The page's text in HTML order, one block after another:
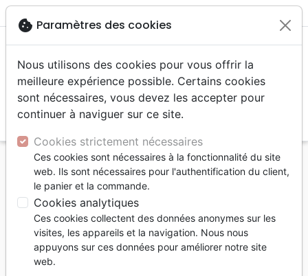
menu
Accueil Livres
Etude de la Bible
QU'ENSEIGNE REELLEMENT LA BIBLE AU SUJET
DE L'HOMOSEXUALITE
QU'ENSEIGNE REELLEMENT LA BIBLE AU
SUJET DE L'HOMOSEXUALITE
Kevin DeYoung
cookie Paramètres des cookies
Nous utilisons des cookies pour vous offrir la
meilleure expérience possible. Certains cookies
sont nécessaires, vous devez les accepter pour
continuer à naviguer sur ce site.
Cookies strictement nécessaires
Ces cookies sont nécessaires à la fonctionnalité du site
web. Ils sont nécessaires pour l'authentification du client,
le panier et la commande.
Cookies analytiques
Ces cookies collectent des données anonymes sur les
visites, les appareils et la navigation. Nous nous
appuyons sur ces données pour améliorer notre site
web.